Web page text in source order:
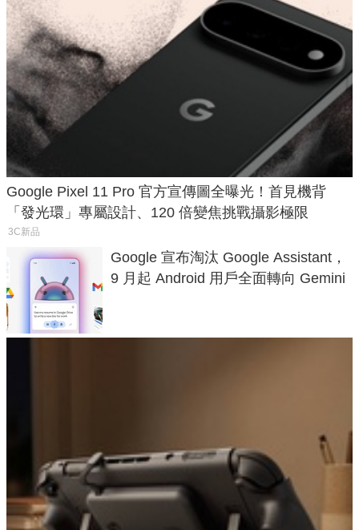
Google Pixel 11 Pro 官方宣傳圖全曝光！首見機背
「發光環」專屬設計、120 倍變焦挑戰攝影極限
3C新品
Google 宣布淘汰 Google Assistant，
9 月起 Android 用戶全面轉向 Gemini